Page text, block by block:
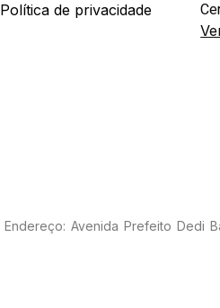
Política de privacidade
Endereço: Avenida Prefeito Dedi